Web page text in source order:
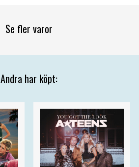
Se fler varor
Andra har köpt: